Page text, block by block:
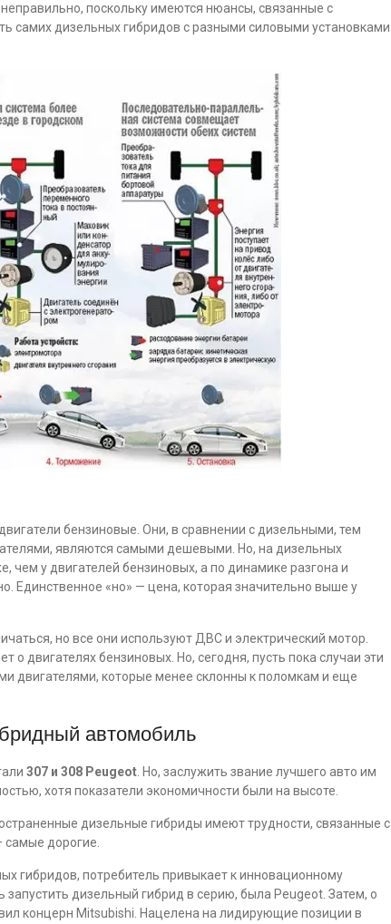
поскольку имеются нюансы, связанные с
самих дизельных гибридов с разными силовыми установками
бензиновые. Они, в сравнении с дизельными, тем
являются самыми дешевыми. Но, на дизельных
чем у двигателей бензиновых, а по динамике разгона и
Единственное «но» — цена, которая значительно выше у
но все они используют ДВС и электрический мотор.
о двигателях бензиновых. Но, сегодня, пусть пока случаи эти
двигателями, которые менее склонны к поломкам и еще
автомобиль
307 и 308 Peugeot. Но, заслужить звание лучшего авто им
хотя показатели экономичности были на высоте.
дизельные гибриды имеют трудности, связанные с
самые дорогие.
гибридов, потребитель привыкает к инновационному
запустить дизельный гибрид в серию, была Peugeot. Затем, о
концерн Mitsubishi. Нацелена на лидирующие позиции в